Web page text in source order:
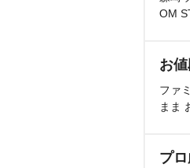
OM
お
ファ
まま
プ